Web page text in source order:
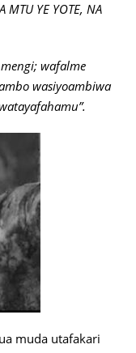
MTU YE YOTE, NA
wafalme
wasiyoambiwa
muda utafakari